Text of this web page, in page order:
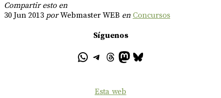
Compartir esto en
30 Jun 2013 porWebmaster WEB en Concursos
Síguenos
Esta web